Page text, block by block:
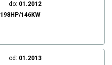
do: 01.2012
198HP/146KW
od: 01.2013